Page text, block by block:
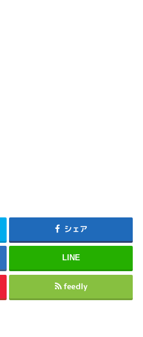
シェア
LINE
feedly